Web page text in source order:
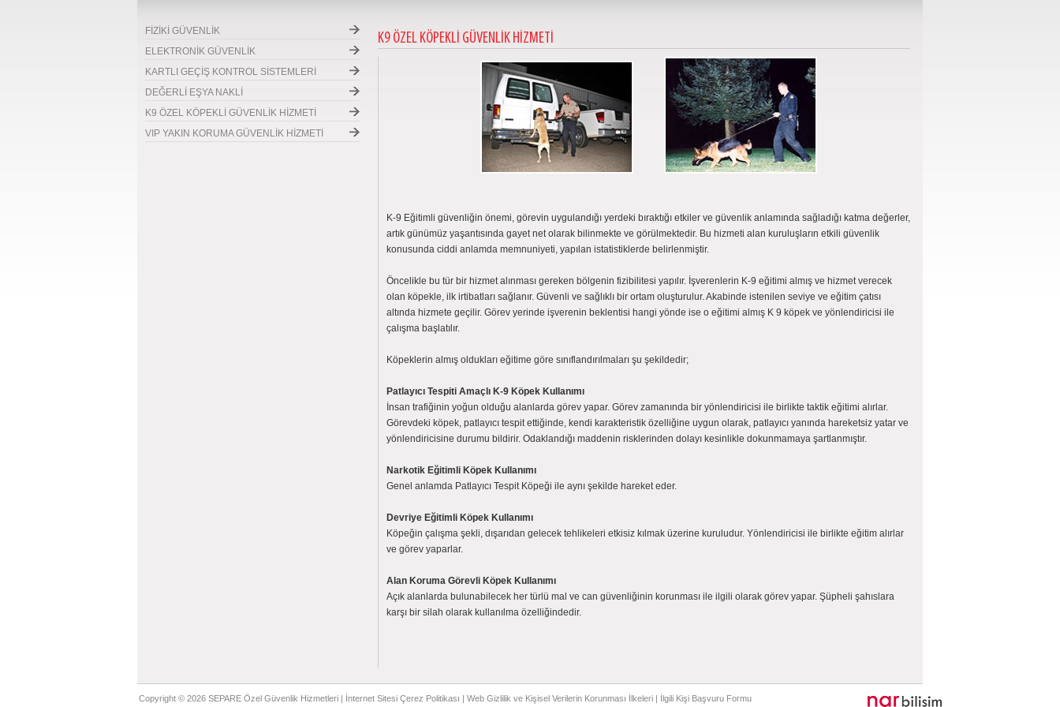
FİZİKİ GÜVENLİK
ELEKTRONİK GÜVENLİK
KARTLI GEÇİŞ KONTROL SİSTEMLERİ
DEĞERLİ EŞYA NAKLİ
K9 ÖZEL KÖPEKLİ GÜVENLİK HİZMETİ
VIP YAKIN KORUMA GÜVENLİK HİZMETİ
K9 ÖZEL KÖPEKLİ GÜVENLİK HİZMETİ
K-9 Eğitimli güvenliğin önemi, görevin uygulandığı yerdeki bıraktığı etkiler ve güvenlik anlamında sağladığı katma değerler,
artık günümüz yaşantısında gayet net olarak bilinmekte ve görülmektedir. Bu hizmeti alan kuruluşların etkili güvenlik
konusunda ciddi anlamda memnuniyeti, yapılan istatistiklerde belirlenmiştir.
Öncelikle bu tür bir hizmet alınması gereken bölgenin fizibilitesi yapılır. İşverenlerin K-9 eğitimi almış ve hizmet verecek
olan köpekle, ilk irtibatları sağlanır. Güvenli ve sağlıklı bir ortam oluşturulur. Akabinde istenilen seviye ve eğitim çatısı
altında hizmete geçilir. Görev yerinde işverenin beklentisi hangi yönde ise o eğitimi almış K 9 köpek ve yönlendiricisi ile
çalışma başlatılır.
Köpeklerin almış oldukları eğitime göre sınıflandırılmaları şu şekildedir;
Patlayıcı Tespiti Amaçlı K-9 Köpek Kullanımı
İnsan trafiğinin yoğun olduğu alanlarda görev yapar. Görev zamanında bir yönlendiricisi ile birlikte taktik eğitimi alırlar.
Görevdeki köpek, patlayıcı tespit ettiğinde, kendi karakteristik özelliğine uygun olarak, patlayıcı yanında hareketsiz yatar ve
yönlendiricisine durumu bildirir. Odaklandığı maddenin risklerinden dolayı kesinlikle dokunmamaya şartlanmıştır.
Narkotik Eğitimli Köpek Kullanımı
Genel anlamda Patlayıcı Tespit Köpeği ile aynı şekilde hareket eder.
Devriye Eğitimli Köpek Kullanımı
Köpeğin çalışma şekli, dışarıdan gelecek tehlikeleri etkisiz kılmak üzerine kuruludur. Yönlendiricisi ile birlikte eğitim alırlar
ve görev yaparlar.
Alan Koruma Görevli Köpek Kullanımı
Açık alanlarda bulunabilecek her türlü mal ve can güvenliğinin korunması ile ilgili olarak görev yapar. Şüpheli şahıslara
karşı bir silah olarak kullanılma özelliğindedir.
Copyright © 2026 SEPARE Özel Güvenlik Hizmetleri | İnternet Sitesi Çerez Politikası | Web Gizlilik ve Kişisel Verilerin Korunması İlkeleri | İlgili Kişi Başvuru Formu